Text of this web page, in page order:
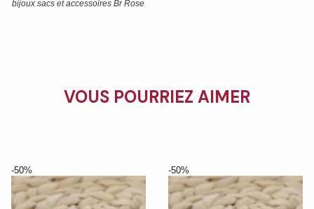
bijoux sacs et accessoires Br Rose
VOUS POURRIEZ AIMER
-50% -50%